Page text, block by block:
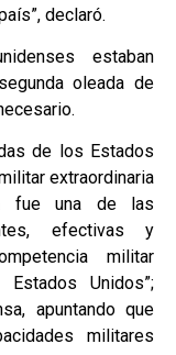
declaró.
estaban
oleada de
de los Estados
extraordinaria
fue una de las
efectivas y
militar
Unidos”;
apuntando que
militares